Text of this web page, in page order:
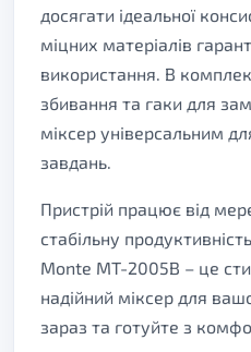
досягати ідеальної
міцних матеріалів
використання. В
збивання та гаки для
міксер універсальним
завдань.
Пристрій працює від
стабільну
Monte MT-2005B – це
надійний міксер для
зараз та готуйте з